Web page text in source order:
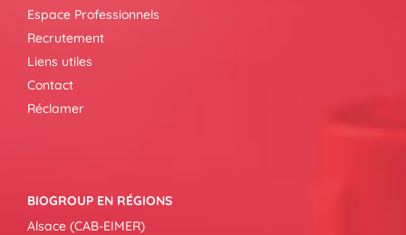
Espace Professionnels
Recrutement
Liens utiles
Contact
Réclamer
BIOGROUP EN RÉGIONS
Alsace (CAB-EIMER)